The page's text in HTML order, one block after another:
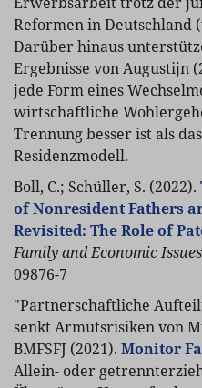
Reformen in Deutschland
Darüber hinaus
Ergebnisse von Augustijn
jede Form eines
wirtschaftliche
Trennung besser ist als
Residenzmodell.
Boll, C.; Schüller, S. (2022).
of Nonresident Fathers
Revisited: The Role of
Family and Economic Issues
09876-7
"Partnerschaftliche
senkt Armutsrisiken von
BMFSFJ (2021). Monitor
Allein- oder